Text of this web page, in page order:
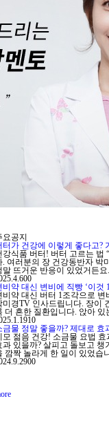
요공지
터가 건강에 이렇게 좋다고?
강식품 버터! 버터 고르는 법
. 여러분의 장 건강동반자 박
말 뜨거운 반응이 있었거든
00
비약 대신 변비에 직빵 ‘이것
비약 대신 버터 1조각으로
미경TV 인사드립니다. 장이
더 흔한 질환입니다. 앉아
10
금물 정말 좋을까? 제대로 효
모 젊음 건강! 소금물 요법
과 있을까? 살피고 돌보고
깜짝 놀라게 한 일이 있었
00